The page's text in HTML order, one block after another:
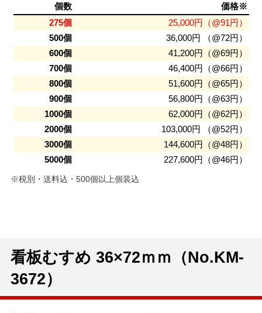
個数
価格※
275個
25,000円（@91円）
500個
36,000円 （@72円）
600個
41,200円（@69円）
700個
46,400円（@66円）
800個
51,600円（@65円）
900個
56,800円（@63円）
1000個
62,000円（@62円）
2000個
103,000円 （@52円）
3000個
144,600円（@48円）
5000個
227,600円（@46円）
※税別・送料込・500個以上個装込
看板むすめ 36×72ｍｍ（No.KM-
3672）